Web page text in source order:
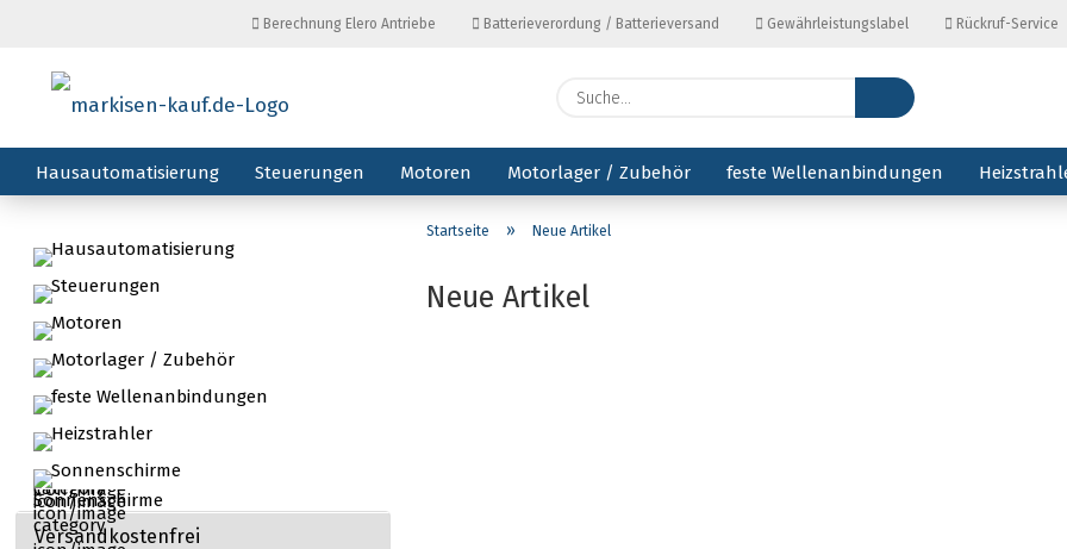
Berechnung Elero Antriebe Batterieverordung / Batterieversand Gewährleistungslabel Rückruf-Service
Suche...
Hausautomatisierung Steuerungen Motoren Motorlager / Zubehör feste Wellenanbindungen
Startseite » Neue Artikel
Neue Artikel
Hausautomatisierung
Steuerungen
Motoren
Motorlager / Zubehör
feste Wellenanbindungen
Heizstrahler
Sonnenschirme
Versandkostenfrei